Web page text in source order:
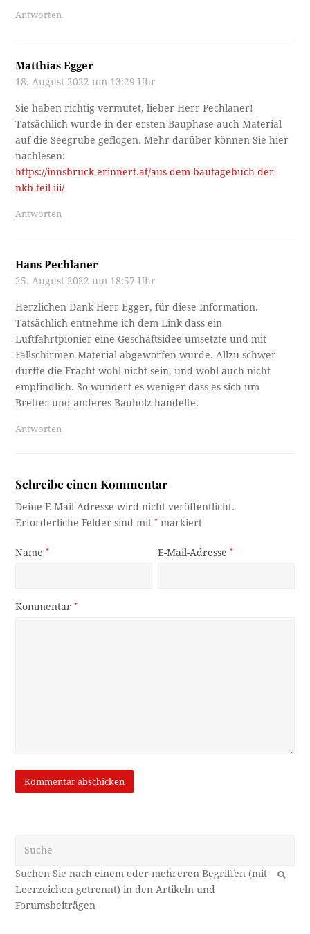
Antworten
Matthias Egger
18. August 2022 um 13:29 Uhr
Sie haben richtig vermutet, lieber Herr Pechlaner!
Tatsächlich wurde in der ersten Bauphase auch Material
auf die Seegrube geflogen. Mehr darüber können Sie hier
nachlesen:
https://innsbruck-erinnert.at/aus-dem-bautagebuch-der-
nkb-teil-iii/
Antworten
Hans Pechlaner
25. August 2022 um 18:57 Uhr
Herzlichen Dank Herr Egger, für diese Information.
Tatsächlich entnehme ich dem Link dass ein
Luftfahrtpionier eine Geschäftsidee umsetzte und mit
Fallschirmen Material abgeworfen wurde. Allzu schwer
durfte die Fracht wohl nicht sein, und wohl auch nicht
empfindlich. So wundert es weniger dass es sich um
Bretter und anderes Bauholz handelte.
Antworten
Schreibe einen Kommentar
Deine E-Mail-Adresse wird nicht veröffentlicht.
Erforderliche Felder sind mit* markiert
Name* E-Mail-Adresse*
Kommentar*
OK